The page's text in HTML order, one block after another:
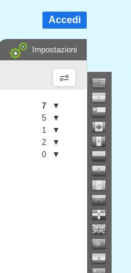
Accedi
Impostazioni
7
▼
5
▼
1
▼
2
▼
0 ▼